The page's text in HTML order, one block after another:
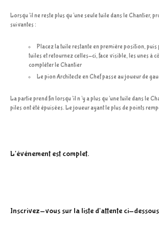
Lorsqu’il ne reste plus qu’une seule tuile dans le Chantier,
suivantes :
Placez la tuile restante en première position, puis
tuiles et retournez celles-ci, face visible, les unes à
compléter le Chantier
Le pion Architecte en Chef passe au joueur de
La partie prend fin lorsqu’il n’y a plus qu’une tuile dans le
piles ont été épuisées. Le joueur ayant le plus de points
L'événement est complet.
Inscrivez-vous sur la liste d'attente ci-